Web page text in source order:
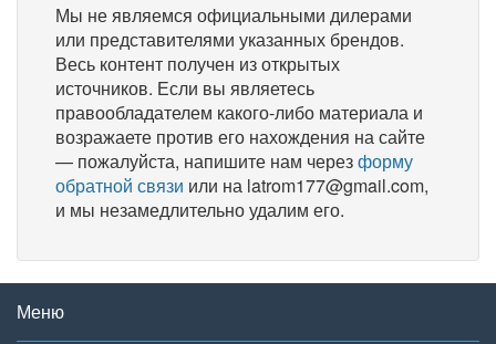
Мы не являемся официальными дилерами
или представителями указанных брендов.
Весь контент получен из открытых
источников. Если вы являетесь
правообладателем какого-либо материала и
возражаете против его нахождения на сайте
— пожалуйста, напишите нам черезформу
обратной связи или на latrom177@gmail.com,
и мы незамедлительно удалим его.
Меню